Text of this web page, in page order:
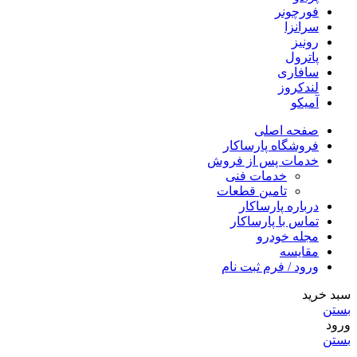
فورچونر
سرانزا
رونیز
پاترول
سافاری
لندکروز
آمیکو
صفحه اصلی
فروشگاه پارساکار
خدمات پس از فروش
خدمات فنی
تامین قطعات
درباره پارساکار
تماس با پارساکار
مجله خودرو
مقایسه
ورود / فرم ثبت نام
سبد خرید
بستن
ورود
بستن